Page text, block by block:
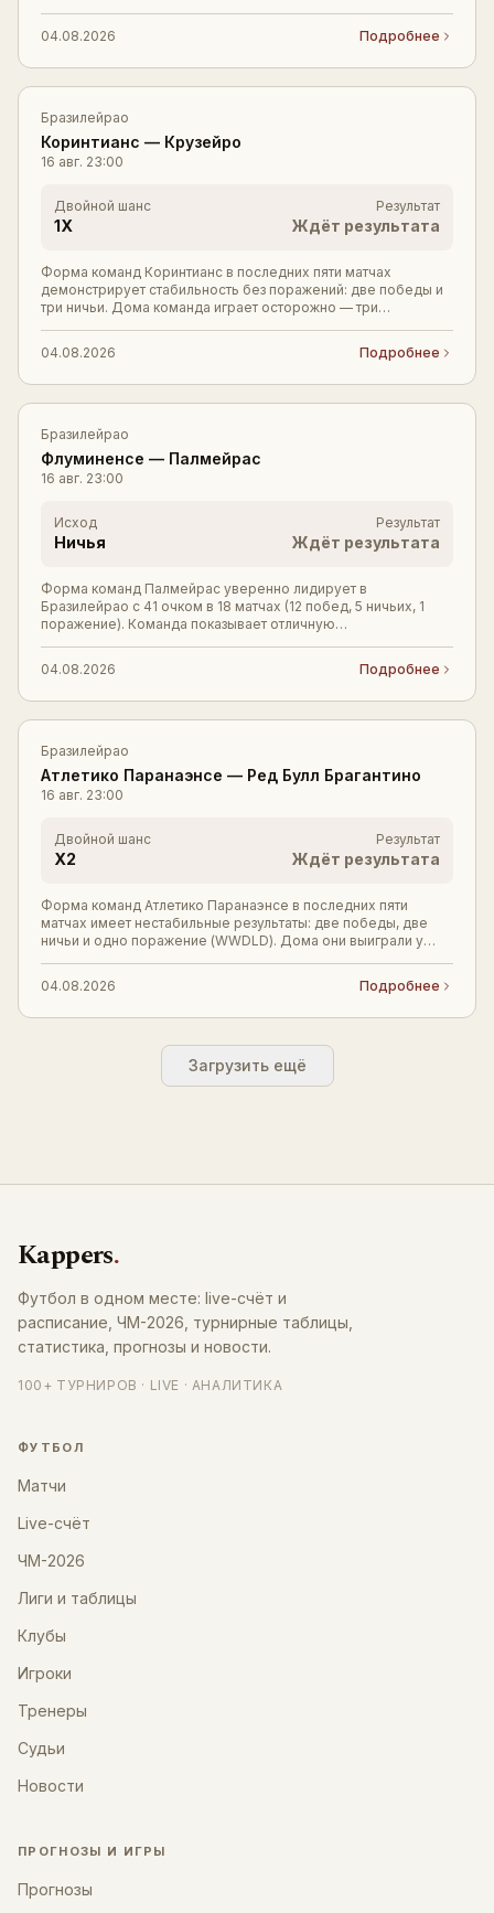
04.08.2026
Подробнее
Бразилейрао
Коринтианс — Крузейро
16 авг. 23:00
Двойной шанс
1X
Результат
Ждёт результата
Форма команд Коринтианс в последних пяти матчах
демонстрирует стабильность без поражений: две победы и
три ничьи. Дома команда играет осторожно — три
04.08.2026
Подробнее
Бразилейрао
Флуминенсе — Палмейрас
16 авг. 23:00
Исход
Ничья
Результат
Ждёт результата
Форма команд Палмейрас уверенно лидирует в
Бразилейрао с 41 очком в 18 матчах (12 побед, 5 ничьих, 1
поражение). Команда показывает отличную
04.08.2026
Подробнее
Бразилейрао
Атлетико Паранаэнсе — Ред Булл Брагантино
16 авг. 23:00
Двойной шанс
X2
Результат
Ждёт результата
Форма команд Атлетико Паранаэнсе в последних пяти
матчах имеет нестабильные результаты: две победы, две
ничьи и одно поражение (WWDLD). Дома они выиграли у
04.08.2026
Подробнее
Загрузить ещё
Kappers.
Футбол в одном месте: live-счёт и
расписание, ЧМ-2026, турнирные таблицы,
статистика, прогнозы и новости.
100+ ТУРНИРОВ · LIVE · АНАЛИТИКА
ФУТБОЛ
Матчи
Live-счёт
ЧМ-2026
Лиги и таблицы
Клубы
Игроки
Тренеры
Судьи
Новости
ПРОГНОЗЫ И ИГРЫ
Прогнозы